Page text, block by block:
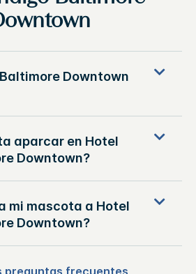
Baltimore Downtown
aparcar en Hotel
Downtown?
mi mascota a Hotel
Downtown?
preguntas frecuentes